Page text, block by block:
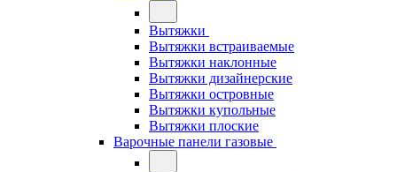
Вытяжки
Вытяжки встраиваемые
Вытяжки наклонные
Вытяжки дизайнерские
Вытяжки островные
Вытяжки купольные
Вытяжки плоские
Варочные панели газовые